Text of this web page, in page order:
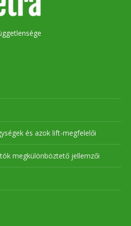
és azok lift-megfelelői
megkülönböztető jellemzői